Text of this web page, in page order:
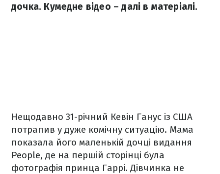
дочка. Кумедне відео – далі в матеріалі.
Нещодавно 31-річний Кевін Ганус із США
потрапив у дуже комічну ситуацію. Мама
показала його маленькій дочці видання
People, де на першій сторінці була
фотографія принца Гаррі. Дівчинка не